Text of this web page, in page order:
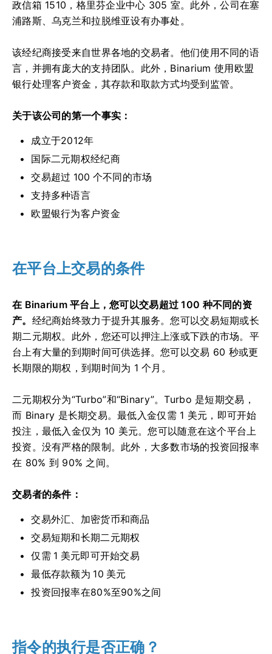
政信箱 1510，格里芬企业中心 305 室。此外，公司在塞
浦路斯、乌克兰和拉脱维亚设有办事处。
该经纪商接受来自世界各地的交易者。他们使用不同的语
言，并拥有庞大的支持团队。此外，Binarium 使用欧盟
银行处理客户资金，其存款和取款方式均受到监管。
关于该公司的第一个事实：
成立于2012年
国际二元期权经纪商
交易超过 100 个不同的市场
支持多种语言
欧盟银行为客户资金
在平台上交易的条件
在 Binarium 平台上，您可以交易超过 100 种不同的资
产。 经纪商始终致力于提升其服务。您可以交易短期或长
期二元期权。此外，您还可以押注上涨或下跌的市场。平
台上有大量的到期时间可供选择。您可以交易 60 秒或更
长期限的期权，到期时间为 1 个月。
二元期权分为“Turbo”和“Binary”。Turbo 是短期交易，
而 Binary 是长期交易。最低入金仅需 1 美元，即可开始
投注，最低入金仅为 10 美元。您可以随意在这个平台上
投资。没有严格的限制。此外，大多数市场的投资回报率
在 80% 到 90% 之间。
交易者的条件：
交易外汇、加密货币和商品
交易短期和长期二元期权
仅需 1 美元即可开始交易
最低存款额为 10 美元
投资回报率在80%至90%之间
指令的执行是否正确？